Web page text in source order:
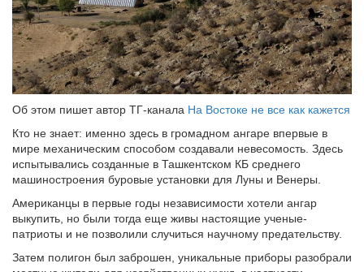
Об этом пишет автор ТГ-канала На Востоке не все как кажется
Кто не знает: именно здесь в громадном ангаре впервые в
мире механическим способом создавали невесомость. Здесь
испытывались созданные в Ташкентском КБ среднего
машиностроения буровые установки для Луны и Венеры.
Американцы в первые годы независимости хотели ангар
выкупить, но были тогда еще живы настоящие ученые-
патриоты и не позволили случиться научному предательству.
Затем полигон был заброшен, уникальные приборы разобрали